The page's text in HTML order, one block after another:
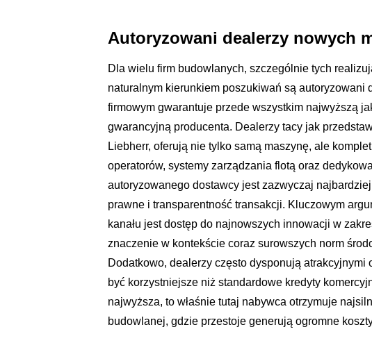
Autoryzowani dealerzy nowych
Dla wielu firm budowlanych, szczególnie tych
naturalnym kierunkiem poszukiwań są autoryzowani
firmowym gwarantuje przede wszystkim najwyższą
gwarancyjną producenta. Dealerzy tacy jak
Liebherr, oferują nie tylko samą maszynę, ale
operatorów, systemy zarządzania flotą oraz
autoryzowanego dostawcy jest zazwyczaj
prawne i transparentność transakcji. Kluczowym
kanału jest dostęp do najnowszych innowacji w
znaczenie w kontekście coraz surowszych norm
Dodatkowo, dealerzy często dysponują
być korzystniejsze niż standardowe kredyty
najwyższa, to właśnie tutaj nabywca otrzymuje
budowlanej, gdzie przestoje generują ogromne